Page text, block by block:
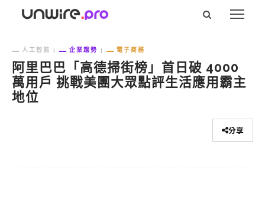
人工智能 企業趨勢 電子商務
阿里巴巴「高德掃街榜」首日破 4000
萬用戶 挑戰美團大眾點評生活應用霸主
地位
分享